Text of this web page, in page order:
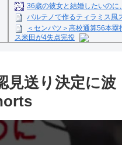
36歳の彼女と結婚したいの
パルテノで作るティラミス
＜センバツ＞高校通算56本
ス米田が4失点完投
見送り決定に波